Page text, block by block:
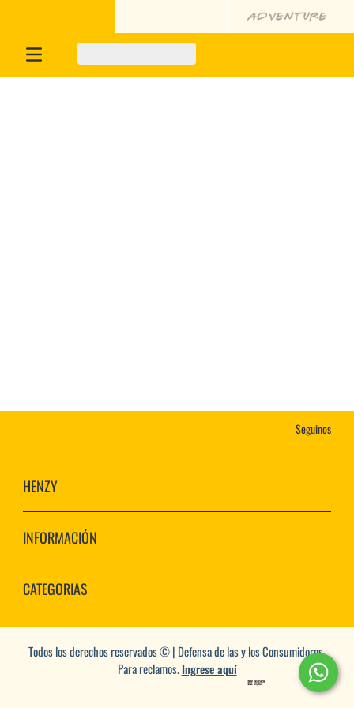
Seguinos
HENZY
INFORMACIÓN
CATEGORIAS
Todos los derechos reservados © | Defensa de las y los Consumidores.
Para reclamos.Ingrese aquí